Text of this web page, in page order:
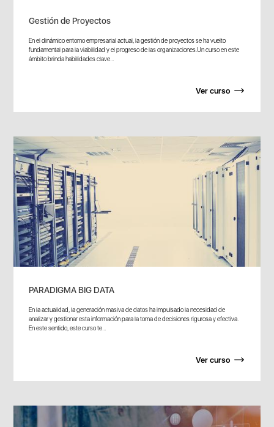
Gestión de Proyectos
En el dinámico entorno empresarial actual, la gestión de proyectos se ha vuelto
fundamental para la viabilidad y el progreso de las organizaciones.Un curso en este
ámbito brinda habilidades clave...
Ver curso
PARADIGMA BIG DATA
En la actualidad, la generación masiva de datos ha impulsado la necesidad de
analizar y gestionar esta información para la toma de decisiones rigurosa y efectiva.
En este sentido, este curso te...
Ver curso